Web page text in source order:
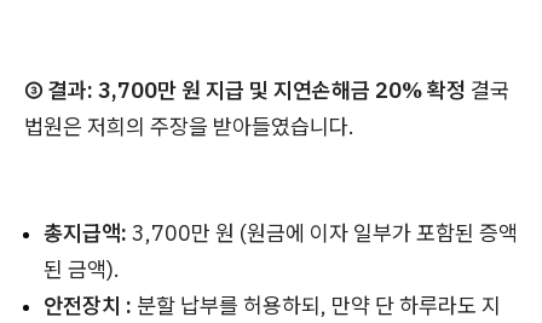
③ 결과: 3,700만 원 지급 및 지연손해금 20% 확정 결국
법원은 저희의 주장을 받아들였습니다.
총지급액: 3,700만 원 (원금에 이자 일부가 포함된 증액
된 금액).
안전장치 : 분할 납부를 허용하되, 만약 단 하루라도 지